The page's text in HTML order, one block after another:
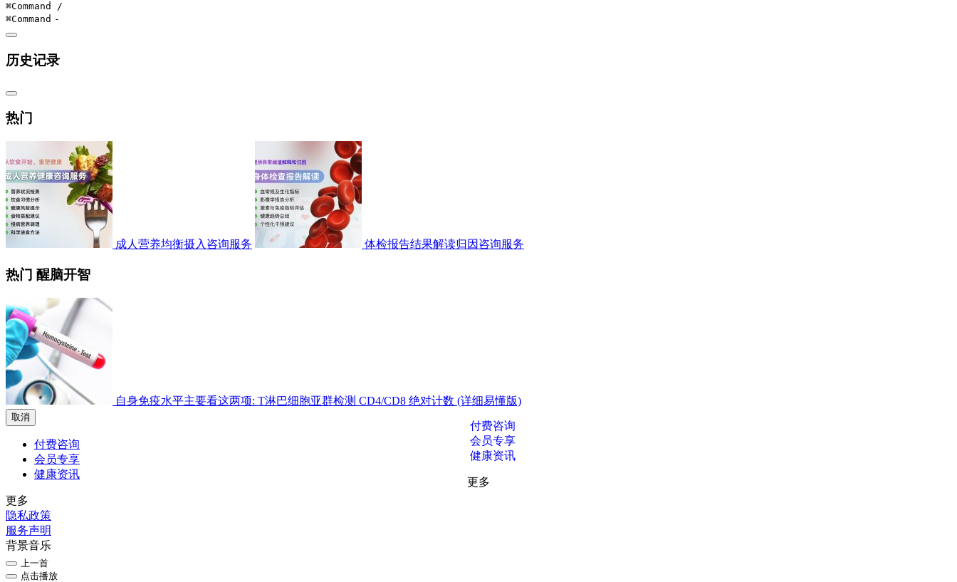
⌘Command /
⌘Command -
历史记录
热门
成人营养均衡摄入咨询服务 体检报告结果解读归因咨询服务
热门 醒脑开智
自身免疫水平主要看这两项: T淋巴细胞亚群检测 CD4/CD8 绝对计数 (详细易懂版)
取消
付费咨询
付费咨询
会员专享
会员专享
健康资讯
健康资讯
更多
更多
隐私政策
服务声明
背景音乐
上一首
点击播放